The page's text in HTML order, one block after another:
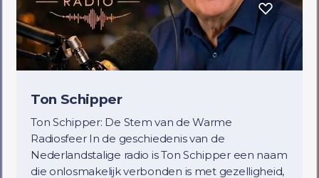
Ton Schipper
Ton Schipper: De Stem van de Warme
Radiosfeer In de geschiedenis van de
Nederlandstalige radio is Ton Schipper een naam
die onlosmakelijk verbonden is met gezelligheid,